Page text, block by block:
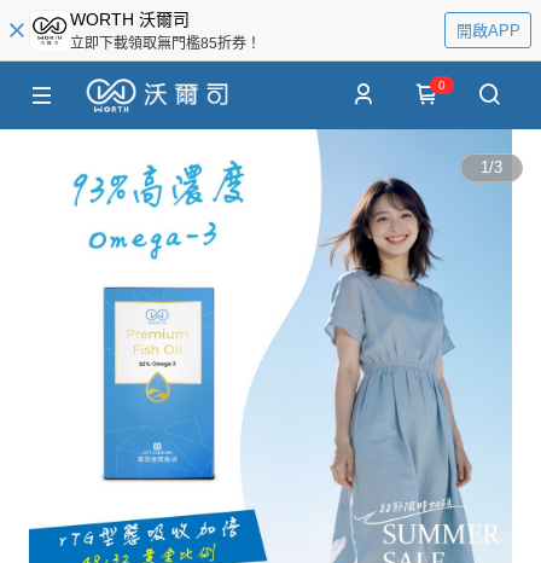
WORTH 沃爾司
立即下載領取無門檻85折券！
開啟APP
0
1/3